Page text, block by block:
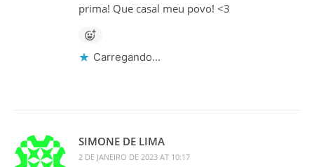
prima! Que casal meu povo! <3
Carregando...
SIMONE DE LIMA
2 DE JANEIRO DE 2023 AT 10:17